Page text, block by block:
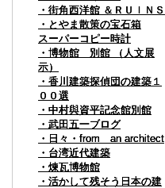
・街角西洋館 ＆ＲＵＩＮＳ
・とやま散策の宝石箱
スーパーコピー時計
・博物館 別館 （人文展
示）
・香川建築探偵団の建築１
００選
・中村與資平記念館別館
・武田五一ブログ
・日々・from an architect
・台湾近代建築
・煉瓦博物館
・活かして残そう日本の建
・街角西洋館 ＆ＲＵＩＮＳ
・とやま散策の宝石箱
スーパーコピー時計
・博物館 別館 （人文展
示）
・香川建築探偵団の建築１
００選
・中村與資平記念館別館
・武田五一ブログ
・日々・from an architect
・台湾近代建築
・煉瓦博物館
・活かして残そう日本の建
・街角西洋館 ＆ＲＵＩＮＳ
・とやま散策の宝石箱
スーパーコピー時計
・博物館 別館 （人文展
示）
・香川建築探偵団の建築１
００選
・中村與資平記念館別館
・武田五一ブログ
・日々・from an architect
・台湾近代建築
・煉瓦博物館
・活かして残そう日本の建